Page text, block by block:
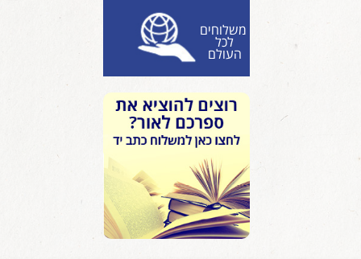
משלוחים
לכל
העולם